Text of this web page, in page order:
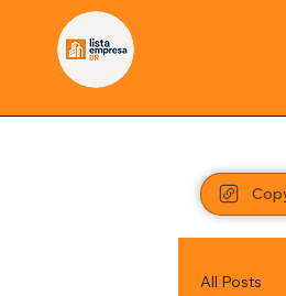
All Posts